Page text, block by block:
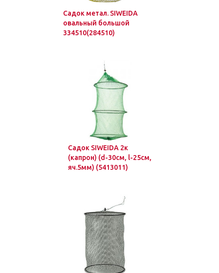
Садок метал. SIWEIDA
овальный большой
334510(284510)
Садок SIWEIDA 2к
(капрон) (d-30см, l-25см,
яч.5мм) (5413011)